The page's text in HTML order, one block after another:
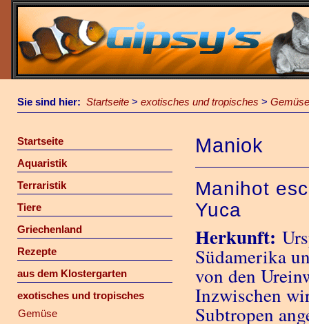
Sie sind hier: Startseite > exotisches und tropisches > Gemüse
Startseite
Aquaristik
Terraristik
Tiere
Griechenland
Rezepte
aus dem Klostergarten
exotisches und tropisches
Gemüse
Maniok
Manihot
Yuca
Herkunft:
Südamerika
von den
Inzwischen
Subtropen